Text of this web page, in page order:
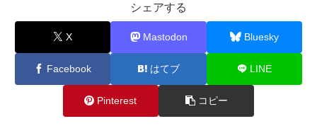
シェアする
X Mastodon Bluesky
Facebook はてブ LINE
Pinterest コピー